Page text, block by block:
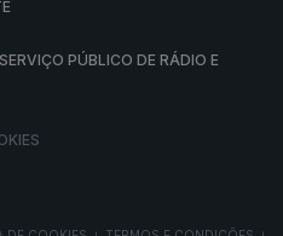
PÚBLICO DE RÁDIO E